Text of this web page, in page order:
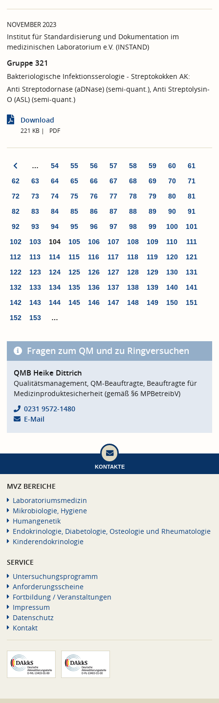
NOVEMBER 2023
Institut für Standardisierung und Dokumentation im
medizinischen Laboratorium e.V. (INSTAND)
Gruppe 321
Bakteriologische Infektionsserologie - Streptokokken AK:
Anti Streptodornase (aDNase) (semi-quant.), Anti Streptolysin-
O (ASL) (semi-quant.)
Download
221 KB PDF
… 54 55 56 57 58 59 60
61
62
63 64 65 66 67 68 69 70
71
72
73 74 75 76 77 78 79 80
81
82
83 84 85 86 87 88 89 90
91
92
93 94 95 96 97 98 99 100
101
102
103 104 105 106 107 108 109 110
111
112
113 114 115 116 117 118 119 120
121
122
123 124 125 126 127 128 129 130
131
132
133 134 135 136 137 138 139 140
141
142
143 144 145 146 147 148 149 150
151
152
153 …
Fragen zum QM und zu Ringversuchen
QMB Heike Dittrich
Qualitätsmanagement, QM-Beauftragte, Beauftragte für
Medizinproduktesicherheit (gemäß §6 MPBetreibV)
0231 9572-1480
E-Mail
KONTAKTE
MVZ BEREICHE
Laboratoriumsmedizin
Mikrobiologie, Hygiene
Humangenetik
Endokrinologie, Diabetologie, Osteologie und Rheumatologie
Kinderendokrinologie
SERVICE
Untersuchungsprogramm
Anforderungsscheine
Fortbildung / Veranstaltungen
Impressum
Datenschutz
Kontakt